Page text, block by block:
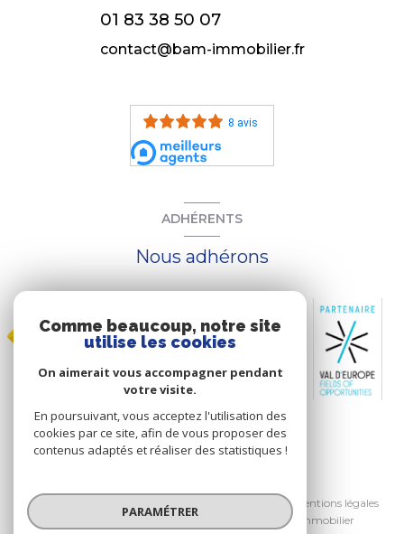
01 83 38 50 07
contact@bam-immobilier.fr
8 avis
ADHÉRENTS
Nous adhérons
Mentions légales
Admin
Mentions légales de B.A.M Immobilier
Comme beaucoup, notre site
utilise les cookies
On aimerait vous accompagner pendant
votre visite.
En poursuivant, vous acceptez l'utilisation des
cookies par ce site, afin de vous proposer des
contenus adaptés et réaliser des statistiques !
PARAMÉTRER